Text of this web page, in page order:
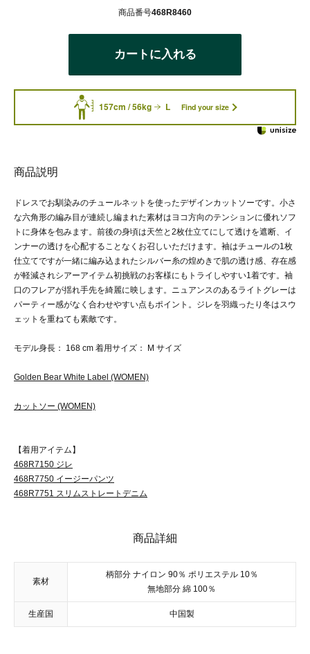
商品番号468R8460
カートに入れる
157cm / 56kg L Find your size
商品説明
ドレスでお馴染みのチュールネットを使ったデザインカットソーです。小さ
な六角形の編み目が連続し編まれた素材はヨコ方向のテンションに優れソフ
トに身体を包みます。前後の身頃は天竺と2枚仕立てにして透けを遮断、イ
ンナーの透けを心配することなくお召しいただけます。袖はチュールの1枚
仕立てですが一緒に編み込まれたシルバー糸の煌めきで肌の透け感、存在感
が軽減されシアーアイテム初挑戦のお客様にもトライしやすい1着です。袖
口のフレアが揺れ手先を綺麗に映します。ニュアンスのあるライトグレーは
パーティー感がなく合わせやすい点もポイント。ジレを羽織ったり冬はスウ
ェットを重ねても素敵です。
モデル身長： 168 cm 着用サイズ： M サイズ
Golden Bear White Label (WOMEN)
カットソー (WOMEN)
【着用アイテム】
468R7150 ジレ
468R7750 イージーパンツ
468R7751 スリムストレートデニム
商品詳細
素材
柄部分 ナイロン 90％ ポリエステル 10％
無地部分 綿 100％
生産国 中国製